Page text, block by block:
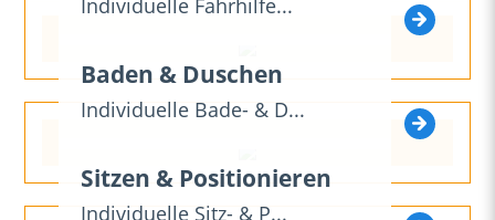
Absenden
Individuelle Fahrhilfe...
Baden & Duschen
Individuelle Bade- & D...
Sitzen & Positionieren
Individuelle Sitz- & P...